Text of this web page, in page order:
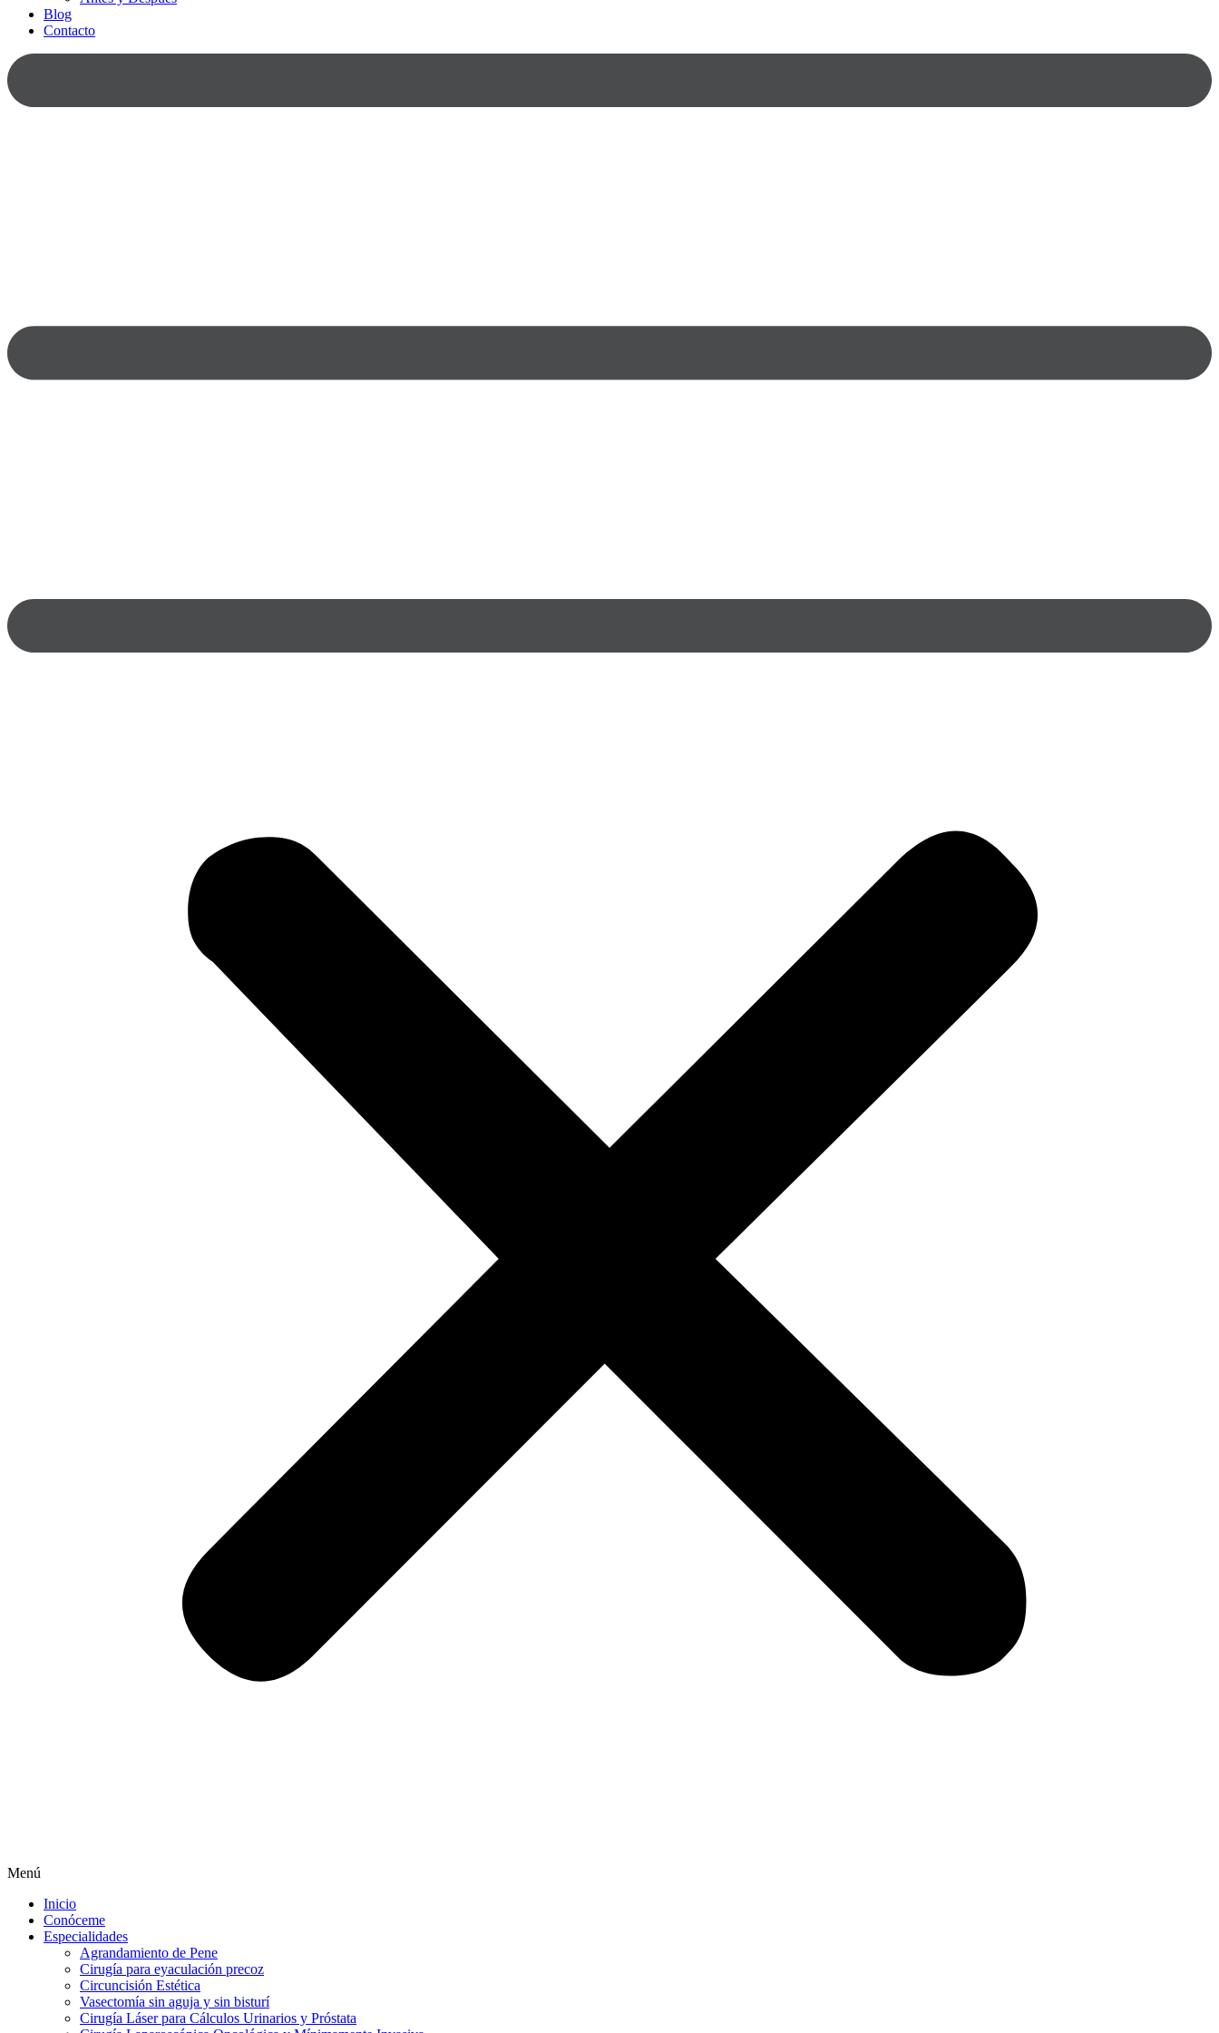
Blog
Contacto
Menú
Inicio
Conóceme
Especialidades
Agrandamiento de Pene
Cirugía para eyaculación precoz
Circuncisión Estética
Vasectomía sin aguja y sin bisturí
Cirugía Láser para Cálculos Urinarios y Próstata